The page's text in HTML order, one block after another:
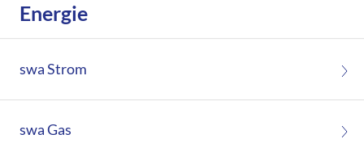
Energie
swa Strom
swa Gas